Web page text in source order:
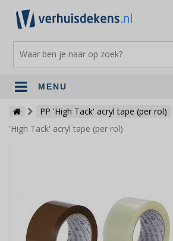
MENU
Verhuisdekens
Opslagdekens
PP 'High Tack' acryl tape (per rol)
'High Tack' acryl tape (per rol)